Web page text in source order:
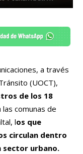
a través
(UOCT),
de los 18
las comunas de
los que
circulan dentro
sector urbano.